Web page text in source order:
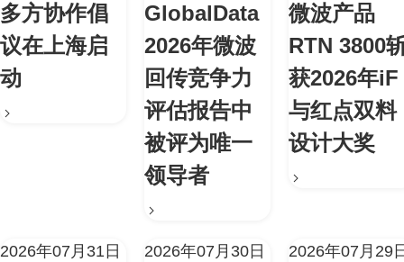
多方协作倡
议在上海启
动
GlobalData
2026年微波
回传竞争力
评估报告中
被评为唯一
领导者
微波产品
RTN 3800
获2026年iF
与红点双料
设计大奖
2026年07月31日 2026年07月30日 2026年07月29